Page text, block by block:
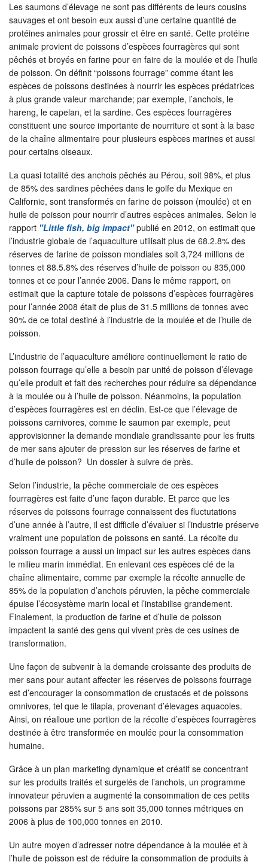
Les saumons d’élevage ne sont pas différents de leurs cousins
sauvages et ont besoin eux aussi d’une certaine quantité de
protéines animales pour grossir et être en santé. Cette protéine
animale provient de poissons d’espèces fourragères qui sont
pêchés et broyés en farine pour en faire de la moulée et de l’huile
de poisson. On définit “poissons fourrage” comme étant les
espèces de poissons destinées à nourrir les espèces prédatrices
à plus grande valeur marchande; par exemple, l’anchois, le
hareng, le capelan, et la sardine. Ces espèces fourragères
constituent une source importante de nourriture et sont à la base
de la chaîne alimentaire pour plusieurs espèces marines et aussi
pour certains oiseaux.
La quasi totalité des anchois pêchés au Pérou, soit 98%, et plus
de 85% des sardines pêchées dans le golfe du Mexique en
Californie, sont transformés en farine de poisson (moulée) et en
huile de poisson pour nourrir d’autres espèces animales. Selon le
rapport "Little fish, big impact"publié en 2012, on estimait que
l’industrie globale de l’aquaculture utilisait plus de 68.2.8% des
réserves de farine de poisson mondiales soit 3,724 millions de
tonnes et 88.5.8% des réserves d’huile de poisson ou 835,000
tonnes et ce pour l’année 2006. Dans le même rapport, on
estimait que la capture totale de poissons d’espèces fourragères
pour l’année 2008 était de plus de 31.5 millions de tonnes avec
90% de ce total destiné à l’industrie de la moulée et de l’huile de
poisson.
L’industrie de l’aquaculture améliore continuellement le ratio de
poisson fourrage qu’elle a besoin par unité de poisson d’élevage
qu’elle produit et fait des recherches pour réduire sa dépendance
à la moulée ou à l’huile de poisson. Néanmoins, la population
d’espèces fourragères est en déclin. Est-ce que l’élevage de
poissons carnivores, comme le saumon par exemple, peut
approvisionner la demande mondiale grandissante pour les fruits
de mer sans ajouter de pression sur les réserves de farine et
d’huile de poisson? Un dossier à suivre de près.
Selon l’industrie, la pêche commerciale de ces espèces
fourragères est faite d’une façon durable. Et parce que les
réserves de poissons fourrage connaissent des fluctutations
d’une année à l’autre, il est difficile d’évaluer si l’industrie préserve
vraiment une population de poissons en santé. La récolte du
poisson fourrage a aussi un impact sur les autres espèces dans
le milieu marin immédiat. En enlevant ces espèces clé de la
chaîne alimentaire, comme par exemple la récolte annuelle de
85% de la population d’anchois péruvien, la pêche commerciale
épuise l’écosystème marin local et l’instabilise grandement.
Finalement, la production de farine et d’huile de poisson
impactent la santé des gens qui vivent près de ces usines de
transformation.
Une façon de subvenir à la demande croissante des produits de
mer sans pour autant affecter les réserves de poissons fourrage
est d’encourager la consommation de crustacés et de poissons
omnivores, tel que le tilapia, provenant d’élevages aquacoles.
Ainsi, on réalloue une portion de la récolte d’espèces fourragères
destinée à être transformée en moulée pour la consommation
humaine.
Grâce à un plan marketing dynamique et créatif se concentrant
sur les produits traités et surgelés de l’anchois, un programme
innovateur péruvien a augmenté la consommation de ces petits
poissons par 285% sur 5 ans soit 35,000 tonnes métriques en
2006 à plus de 100,000 tonnes en 2010.
Un autre moyen d’adresser notre dépendance à la moulée et à
l’huile de poisson est de réduire la consommation de produits à